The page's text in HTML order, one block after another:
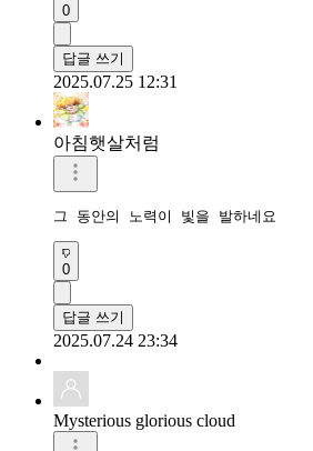
0
답글 쓰기
2025.07.25 12:31
아침햇살처럼
그 동안의 노력이 빛을 발하네요
0
답글 쓰기
2025.07.24 23:34
Mysterious glorious cloud